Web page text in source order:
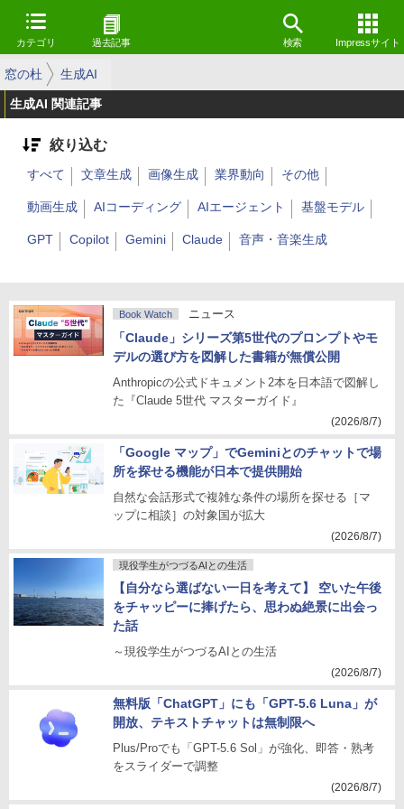
カテゴリ 過去記事 検索 Impressサイト
窓の杜 生成AI
生成AI 関連記事
絞り込む
すべて 文章生成 画像生成 業界動向 その他
動画生成 AIコーディング AIエージェント 基盤モデル
GPT Copilot Gemini Claude 音声・音楽生成
Book Watch ニュース
「Claude」シリーズ第5世代のプロンプトやモ
デルの選び方を図解した書籍が無償公開
Anthropicの公式ドキュメント2本を日本語で図解し
た『Claude 5世代 マスターガイド』
(2026/8/7)
「Google マップ」でGeminiとのチャットで場
所を探せる機能が日本で提供開始
自然な会話形式で複雑な条件の場所を探せる［マ
ップに相談］の対象国が拡大
(2026/8/7)
現役学生がつづるAIとの生活
【自分なら選ばない一日を考えて】 空いた午後
をチャッピーに捧げたら、思わぬ絶景に出会っ
た話
～現役学生がつづるAIとの生活
(2026/8/7)
無料版「ChatGPT」にも「GPT-5.6 Luna」が
開放、テキストチャットは無制限へ
Plus/Proでも「GPT-5.6 Sol」が強化、即答・熟考
をスライダーで調整
(2026/8/7)